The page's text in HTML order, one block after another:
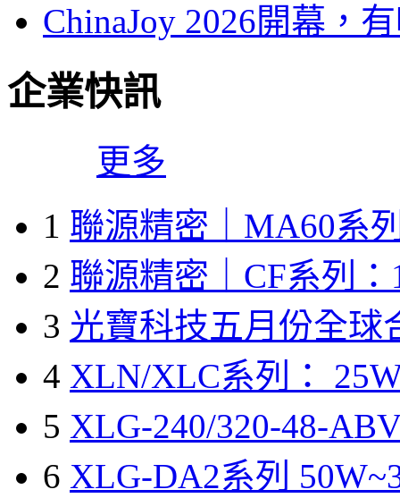
ChinaJoy 2026開幕，
企業快訊
更多
1 聯源精密｜MA60系
2 聯源精密｜CF系列：
3 光寶科技五月份全球
4 XLN/XLC系列：
5 XLG-240/320-48-
6 XLG-DA2系列